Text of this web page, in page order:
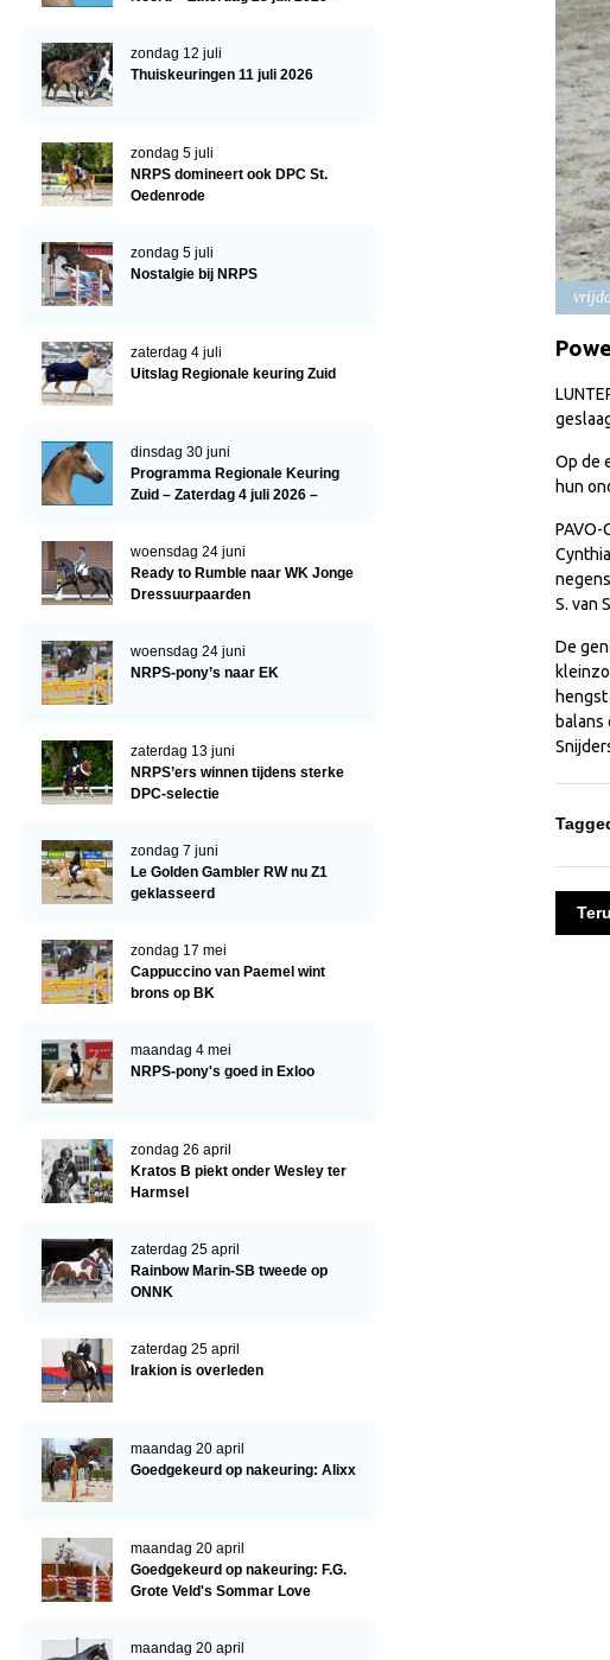
Tarievenlijst
Veel gestelde vragen
Webshop
NRPS Select Sale
Hengstenkeuring
Late Veulenkeuring
Wereldkampioenschap Jonge Paarden
Evenementen
Arabissimo
Veulenregistratie
Veulens en merries
Zoek een NRPS paard
Informatie aan je paard of pony toevoegen
Onze fokkerij
Fokkerij informatie
Fokprogramma's en registratie
Veulen registratie
Predicaten
Cornage
WBSFH
Zoek een hengst
Hengstenselectie
Informatie Hengstenkeuring
Verrichtingsonderzoek NRPS
Verrichtingsonderzoek 2025-2026
Verrichtingsonderzoek 2024-2025
Op de
hun
S. van
De
balans
zondag 12 juli
Thuiskeuringen 11 juli 2026
zondag 5 juli
NRPS domineert ook DPC St.
Oedenrode
zondag 5 juli
Nostalgie bij NRPS
zaterdag 4 juli
Uitslag Regionale keuring Zuid
dinsdag 30 juni
Programma Regionale Keuring
Zuid – Zaterdag 4 juli 2026 –
woensdag 24 juni
Ready to Rumble naar WK Jonge
Dressuurpaarden
woensdag 24 juni
NRPS-pony’s naar EK
zaterdag 13 juni
NRPS’ers winnen tijdens sterke
DPC-selectie
zondag 7 juni
Le Golden Gambler RW nu Z1
geklasseerd
zondag 17 mei
Cappuccino van Paemel wint
brons op BK
maandag 4 mei
NRPS-pony's goed in Exloo
zondag 26 april
Kratos B piekt onder Wesley ter
Harmsel
zaterdag 25 april
Rainbow Marin-SB tweede op
ONNK
zaterdag 25 april
Irakion is overleden
maandag 20 april
Goedgekeurd op nakeuring: Alixx
maandag 20 april
Goedgekeurd op nakeuring: F.G.
Grote Veld's Sommar Love
maandag 20 april